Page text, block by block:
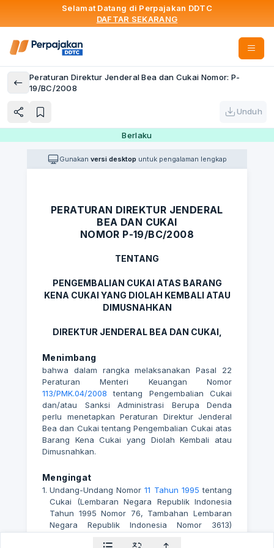
Selamat Datang di Perpajakan DDTC
DAFTAR SEKARANG
Peraturan Direktur Jenderal Bea dan Cukai Nomor: P-
19/BC/2008
Unduh
Berlaku
Gunakan versi desktop untuk pengalaman lengkap
PERATURAN DIREKTUR JENDERAL
BEA DAN CUKAI
NOMOR P-19/BC/2008
TENTANG
PENGEMBALIAN CUKAI ATAS BARANG
KENA CUKAI YANG DIOLAH KEMBALI ATAU
DIMUSNAHKAN
DIREKTUR JENDERAL BEA DAN CUKAI,
Menimbang
bahwa dalam rangka melaksanakan Pasal 22
Peraturan Menteri Keuangan Nomor
113/PMK.04/2008 tentang Pengembalian Cukai
dan/atau Sanksi Administrasi Berupa Denda
perlu menetapkan Peraturan Direktur Jenderal
Bea dan Cukai tentang Pengembalian Cukai atas
Barang Kena Cukai yang Diolah Kembali atau
Dimusnahkan.
Mengingat
1. Undang-Undang Nomor11 Tahun 1995 tentang
Cukai (Lembaran Negara Republik Indonesia
Tahun 1995 Nomor 76, Tambahan Lembaran
Negara Republik Indonesia Nomor 3613)